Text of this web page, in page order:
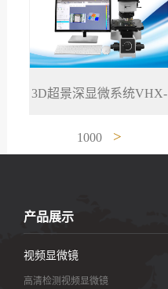
3D超景深显微系统VHX-
1000 >
产品展示
视频显微镜
高清检测视频显微镜